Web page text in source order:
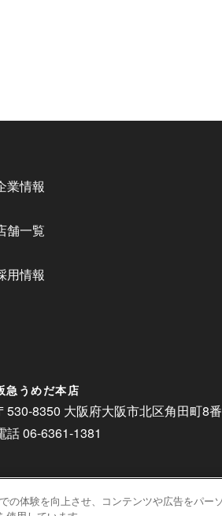
業情報
舗一覧
用情報
急うめだ本店
530-8350 大阪府大阪市北区角田町8
話 06-6361-1381
の体験を向上させ、コンテンツや広告をパ